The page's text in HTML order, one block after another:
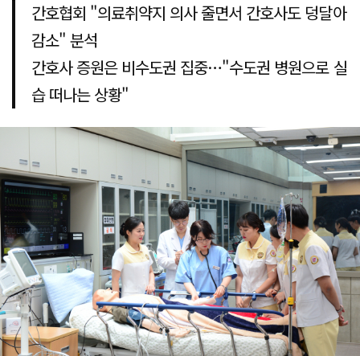
간호협회 "의료취약지 의사 줄면서 간호사도 덩달아
감소" 분석
간호사 증원은 비수도권 집중…"수도권 병원으로 실
습 떠나는 상황"